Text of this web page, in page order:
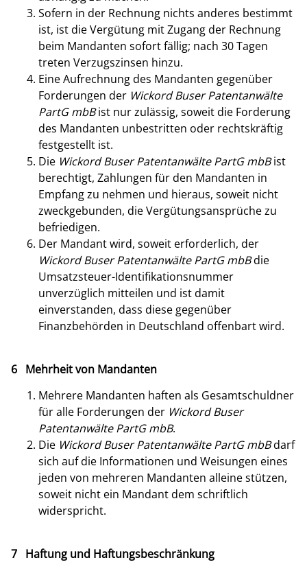
Sofern in der Rechnung nichts anderes bestimmt
ist, ist die Vergütung mit Zugang der Rechnung
beim Mandanten sofort fällig; nach 30 Tagen
treten Verzugszinsen hinzu.
Eine Aufrechnung des Mandanten gegenüber
Forderungen der Wickord Buser Patentanwälte
PartG mbBist nur zulässig, soweit die Forderung
des Mandanten unbestritten oder rechtskräftig
festgestellt ist.
Die Wickord Buser Patentanwälte PartG mbBist
berechtigt, Zahlungen für den Mandanten in
Empfang zu nehmen und hieraus, soweit nicht
zweckgebunden, die Vergütungsansprüche zu
befriedigen.
Der Mandant wird, soweit erforderlich, der
Wickord Buser Patentanwälte PartG mbBdie
Umsatzsteuer-Identifikationsnummer
unverzüglich mitteilen und ist damit
einverstanden, dass diese gegenüber
Finanzbehörden in Deutschland offenbart wird.
6 Mehrheit von Mandanten
Mehrere Mandanten haften als Gesamtschuldner
für alle Forderungen der Wickord Buser
Patentanwälte PartG mbB.
Die Wickord Buser Patentanwälte PartG mbBdarf
sich auf die Informationen und Weisungen eines
jeden von mehreren Mandanten alleine stützen,
soweit nicht ein Mandant dem schriftlich
widerspricht.
7 Haftung und Haftungsbeschränkung